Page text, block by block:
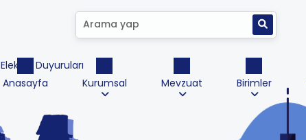
Elektrik Duyuruları
Anasayfa
Kurumsal Mevzuat Birimler